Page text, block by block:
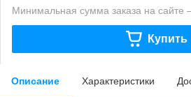
Минимальная сумма заказа на сайте
Купить
Описание Характеристики